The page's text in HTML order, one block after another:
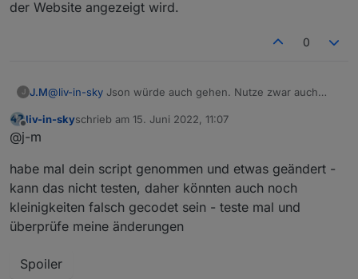
der Website angezeigt wird.
0
J J.M@liv-in-sky Json würde auch gehen. Nutze zwar auch
es auch möglich.
dein Script so anzupassen wie es jetzt ist. Ich habe
gegoogelt probiert gelöscht von vorn und mich gefreut
wenn kein Fehler bei meiner Änderung entstanden ist.
Was ich damit sagen will, ich habe keine Ahnung ´wie ich
das umsetzen kann.
ich die nächsten Wochen wieder eine Beschäftigung. :)
Offline
liv-in-skyschrieb am 15. Juni 2022, 11:07
zuletzt editiert von
@j-m
habe mal dein script genommen und etwas geändert -
kann das nicht testen, daher könnten auch noch
kleinigkeiten falsch gecodet sein - teste mal und
überprüfe meine änderungen
Spoiler